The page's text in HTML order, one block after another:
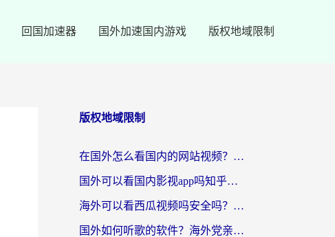
回国加速器 国外加速国内游戏 版权地域限制
版权地域限制
在国外怎么看国内的网站视频？别再踩坑！选对加速器秒回国内冲浪
国外可以看国内影视app吗知乎？留学生亲测有效的回国加速方案
海外可以看西瓜视频吗安全吗？留学生亲测：3步解决回国追剧难题，附靠谱加速器推荐
国外如何听歌的软件？海外党亲测有效的回国加速器指南